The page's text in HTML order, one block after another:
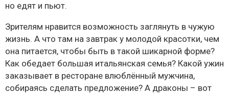
но едят и пьют.
Зрителям нравится возможность заглянуть в чужую
жизнь. А что там на завтрак у молодой красотки, чем
она питается, чтобы быть в такой шикарной форме?
Как обедает большая итальянская семья? Какой ужин
заказывает в ресторане влюблённый мужчина,
собираясь сделать предложение? А драконы – вот